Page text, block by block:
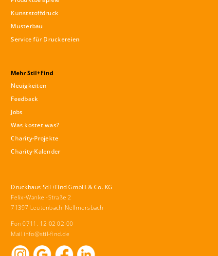
Kunststoffdruck
Musterbau
Service für Druckereien
Mehr Stil+Find
Neuigkeiten
Feedback
Jobs
Was kostet was?
Charity-Projekte
Charity-Kalender
Druckhaus Stil+Find GmbH & Co. KG
Felix-Wankel-Straße 2
71397 Leutenbach-Nellmersbach
Fon 0711. 12 02 02-00
Mail info@stil-find.de